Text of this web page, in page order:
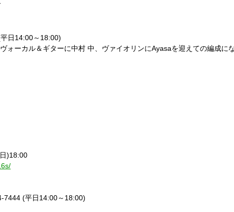
日14:00～18:00)
ォーカル＆ギターに中村 中、ヴァイオリンにAyasaを迎えての編成に
)18:00
7444 (平日14:00～18:00)